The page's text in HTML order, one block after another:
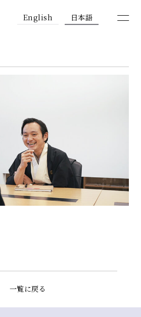
English 日本語
一覧に戻る